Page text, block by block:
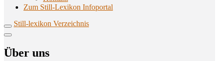
Zum Still-Lexikon Infoportal
Still-lexikon Verzeichnis
Über uns